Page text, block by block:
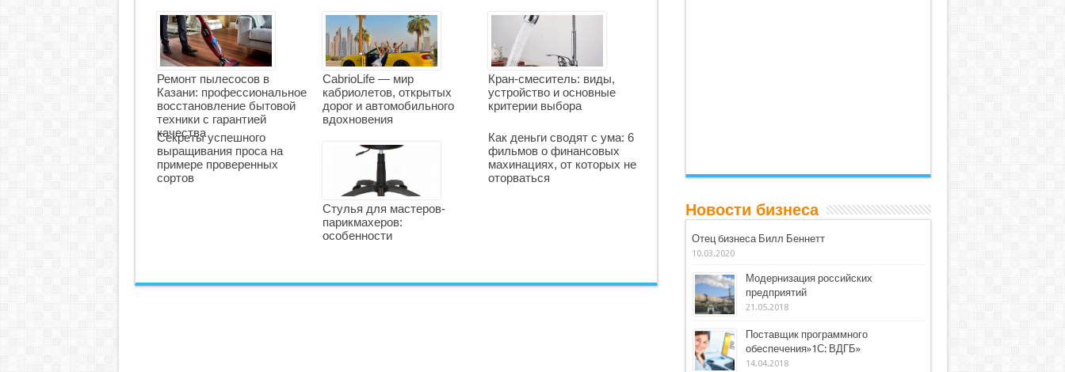
Ремонт пылесосов в
Казани: профессиональное
восстановление бытовой
техники с гарантией
качества
CabrioLife — мир
кабриолетов, открытых
дорог и автомобильного
вдохновения
Кран-смеситель: виды,
устройство и основные
критерии выбора
Секреты успешного
выращивания проса на
примере проверенных
сортов
Стулья для мастеров-
парикмахеров:
особенности
Как деньги сводят с ума: 6
фильмов о финансовых
махинациях, от которых не
оторваться
Новости бизнеса
Отец бизнеса Билл Беннетт
10.03.2020
Модернизация российских
предприятий
21.05.2018
Поставщик программного
обеспечения»1С: ВДГБ»
14.04.2018